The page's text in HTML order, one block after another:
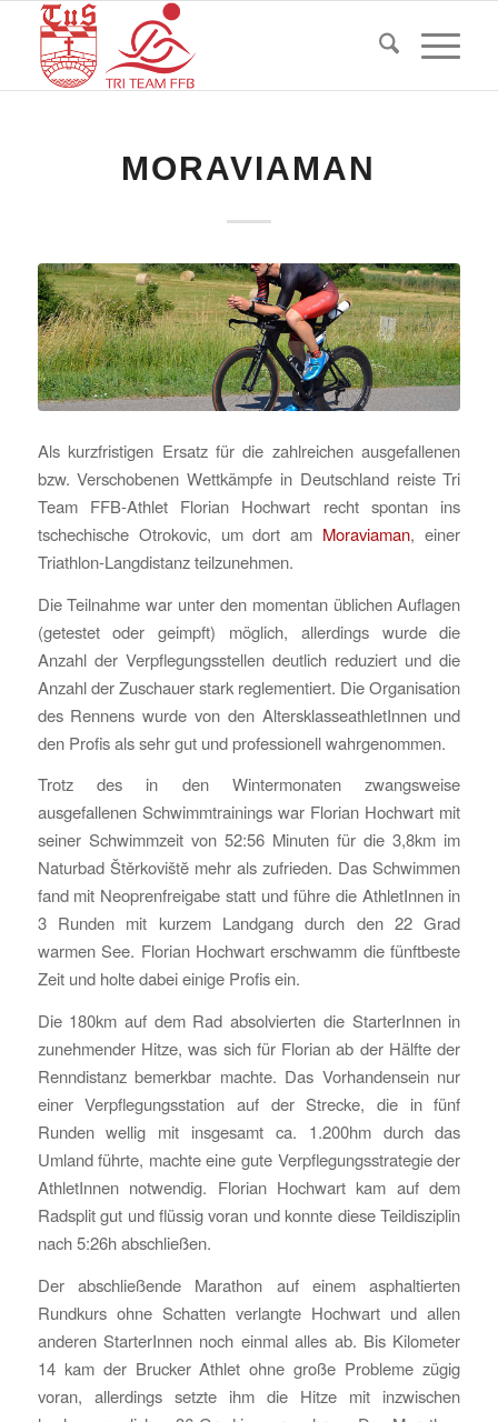
MORAVIAMAN
Als kurzfristigen Ersatz für die zahlreichen ausgefallenen
bzw. Verschobenen Wettkämpfe in Deutschland reiste Tri
Team FFB-Athlet Florian Hochwart recht spontan ins
tschechische Otrokovic, um dort am Moraviaman, einer
Triathlon-Langdistanz teilzunehmen.
Die Teilnahme war unter den momentan üblichen Auflagen
(getestet oder geimpft) möglich, allerdings wurde die
Anzahl der Verpflegungsstellen deutlich reduziert und die
Anzahl der Zuschauer stark reglementiert. Die Organisation
des Rennens wurde von den AltersklasseathletInnen und
den Profis als sehr gut und professionell wahrgenommen.
Trotz des in den Wintermonaten zwangsweise
ausgefallenen Schwimmtrainings war Florian Hochwart mit
seiner Schwimmzeit von 52:56 Minuten für die 3,8km im
Naturbad Štěrkovištĕ mehr als zufrieden. Das Schwimmen
fand mit Neoprenfreigabe statt und führe die AthletInnen in
3 Runden mit kurzem Landgang durch den 22 Grad
warmen See. Florian Hochwart erschwamm die fünftbeste
Zeit und holte dabei einige Profis ein.
Die 180km auf dem Rad absolvierten die StarterInnen in
zunehmender Hitze, was sich für Florian ab der Hälfte der
Renndistanz bemerkbar machte. Das Vorhandensein nur
einer Verpflegungsstation auf der Strecke, die in fünf
Runden wellig mit insgesamt ca. 1.200hm durch das
Umland führte, machte eine gute Verpflegungsstrategie der
AthletInnen notwendig. Florian Hochwart kam auf dem
Radsplit gut und flüssig voran und konnte diese Teildisziplin
nach 5:26h abschließen.
Der abschließende Marathon auf einem asphaltierten
Rundkurs ohne Schatten verlangte Hochwart und allen
anderen StarterInnen noch einmal alles ab. Bis Kilometer
14 kam der Brucker Athlet ohne große Probleme zügig
voran, allerdings setzte ihm die Hitze mit inzwischen